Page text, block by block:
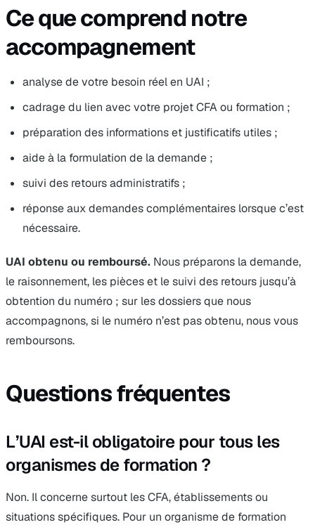
Ce que comprend notre
accompagnement
analyse de votre besoin réel en UAI ;
cadrage du lien avec votre projet CFA ou formation ;
préparation des informations et justificatifs utiles ;
aide à la formulation de la demande ;
suivi des retours administratifs ;
réponse aux demandes complémentaires lorsque c’est
nécessaire.
UAI obtenu ou remboursé. Nous préparons la demande,
le raisonnement, les pièces et le suivi des retours jusqu’à
obtention du numéro ; sur les dossiers que nous
accompagnons, si le numéro n’est pas obtenu, nous vous
remboursons.
Questions fréquentes
L’UAI est-il obligatoire pour tous les
organismes de formation ?
Non. Il concerne surtout les CFA, établissements ou
situations spécifiques. Pour un organisme de formation